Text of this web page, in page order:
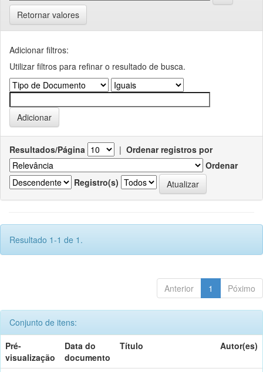
Retornar valores
Adicionar filtros:
Utilizar filtros para refinar o resultado de busca.
Resultados/Página | Ordenar registros por
Ordenar
Registro(s)
Resultado 1-1 de 1.
Anterior 1 Póximo
Conjunto de itens:
Pré-
visualização
Data do
documento
Título Autor(es)